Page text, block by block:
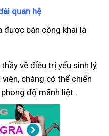
quan hệ
được bán công khai là
về điều trị yếu sinh lý
chàng có thể chiến
độ mãnh liệt.